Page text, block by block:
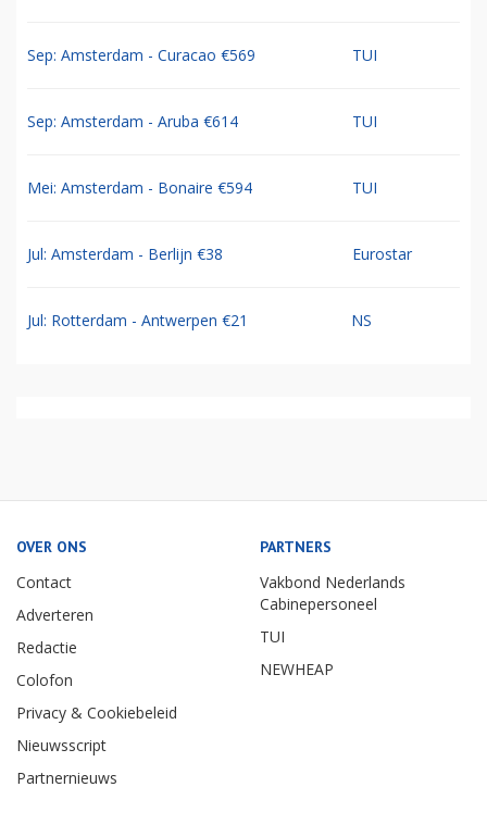
Sep: Amsterdam - Curacao €569 TUI
Sep: Amsterdam - Aruba €614 TUI
Mei: Amsterdam - Bonaire €594 TUI
Jul: Amsterdam - Berlijn €38 Eurostar
Jul: Rotterdam - Antwerpen €21 NS
OVER ONS
Contact
Adverteren
Redactie
Colofon
Privacy & Cookiebeleid
Nieuwsscript
Partnernieuws
PARTNERS
Vakbond Nederlands
Cabinepersoneel
TUI
NEWHEAP